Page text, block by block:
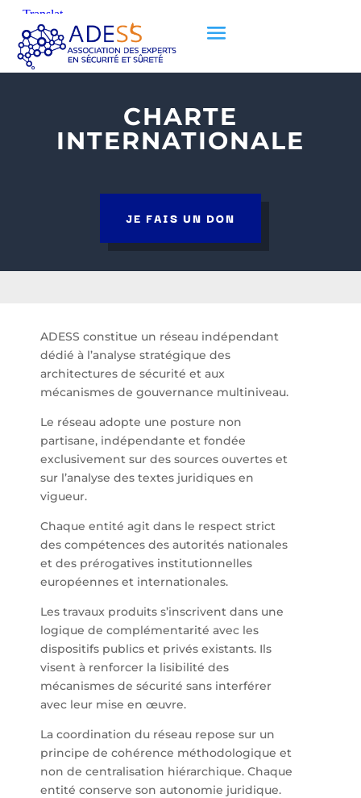
CHARTE
INTERNATIONALE
JE FAIS UN DON
ADESS constitue un réseau indépendant
dédié à l’analyse stratégique des
architectures de sécurité et aux
mécanismes de gouvernance multiniveau.
Le réseau adopte une posture non
partisane, indépendante et fondée
exclusivement sur des sources ouvertes et
sur l’analyse des textes juridiques en
vigueur.
Chaque entité agit dans le respect strict
des compétences des autorités nationales
et des prérogatives institutionnelles
européennes et internationales.
Les travaux produits s’inscrivent dans une
logique de complémentarité avec les
dispositifs publics et privés existants. Ils
visent à renforcer la lisibilité des
mécanismes de sécurité sans interférer
avec leur mise en œuvre.
La coordination du réseau repose sur un
principe de cohérence méthodologique et
non de centralisation hiérarchique. Chaque
entité conserve son autonomie juridique.